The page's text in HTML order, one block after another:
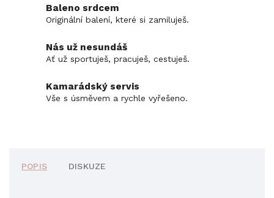
Baleno srdcem
Originální balení, které si zamiluješ.
Nás už nesundáš
Ať už sportuješ, pracuješ, cestuješ.
Kamarádský servis
Vše s úsměvem a rychle vyřešeno.
POPIS DISKUZE